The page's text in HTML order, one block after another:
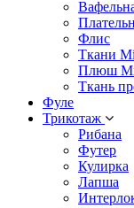
Флис
Ткани
Плюш
Ткань
Фуле
Трикотаж
Рибана
Футер
Кулирка
Лапша